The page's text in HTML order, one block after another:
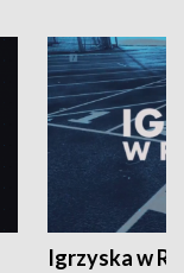
Igrzyska w